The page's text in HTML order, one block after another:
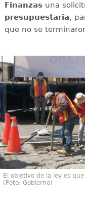
Finanzasuna
presupuestaria,
que no se
El objetivo de la ley es
(Foto: Gobierno)